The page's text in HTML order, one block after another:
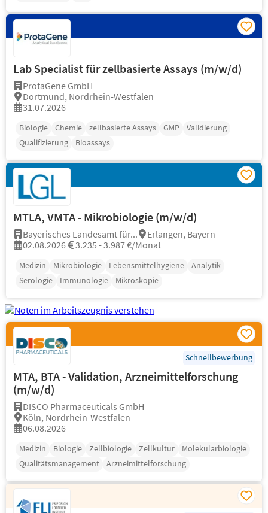
Lab Specialist für zellbasierte Assays (m/w/d)
ProtaGene GmbH
Dortmund, Nordrhein-Westfalen
31.07.2026
Biologie Chemie zellbasierte Assays GMP
Validierung
Qualifizierung
Bioassays
MTLA, VMTA - Mikrobiologie (m/w/d)
Bayerisches Landesamt für...
Erlangen, Bayern
02.08.2026
3.235 - 3.987 €/Monat
Medizin Mikrobiologie Lebensmittelhygiene
Analytik
Serologie
Immunologie Mikroskopie
Schnellbewerbung
MTA, BTA - Validation, Arzneimittelforschung
(m/w/d)
DISCO Pharmaceuticals GmbH
Köln, Nordrhein-Westfalen
06.08.2026
Medizin Biologie Zellbiologie Zellkultur
Molekularbiologie
Qualitätsmanagement
Arzneimittelforschung